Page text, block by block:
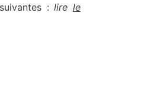
:lirele